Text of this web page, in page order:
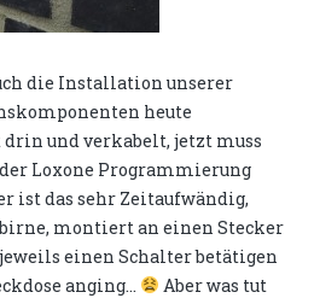
die Installation unserer
heute
drin und verkabelt, jetzt muss
Loxone Programmierung
ist das sehr Zeitaufwändig,
montiert an einen Stecker
einen Schalter betätigen
anging...
Aber was tut